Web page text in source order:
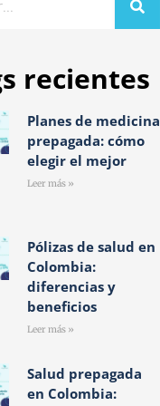
recientes
Planes de medicina
prepagada: cómo
elegir el mejor
Leer más »
Pólizas de salud en
Colombia:
diferencias y
beneficios
Leer más »
Salud prepagada
en Colombia: